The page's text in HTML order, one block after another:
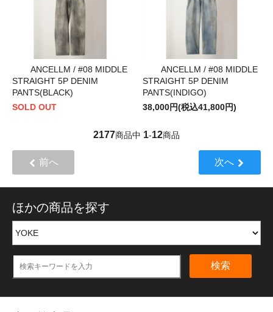
ANCELLM / #08 MIDDLE
STRAIGHT 5P DENIM
PANTS(BLACK)
SOLD OUT
ANCELLM / #08 MIDDLE
STRAIGHT 5P DENIM
PANTS(INDIGO)
38,000円(税込41,800円)
2177商品中 1-12商品
前へ 次へ
ほかの商品を探す
検索